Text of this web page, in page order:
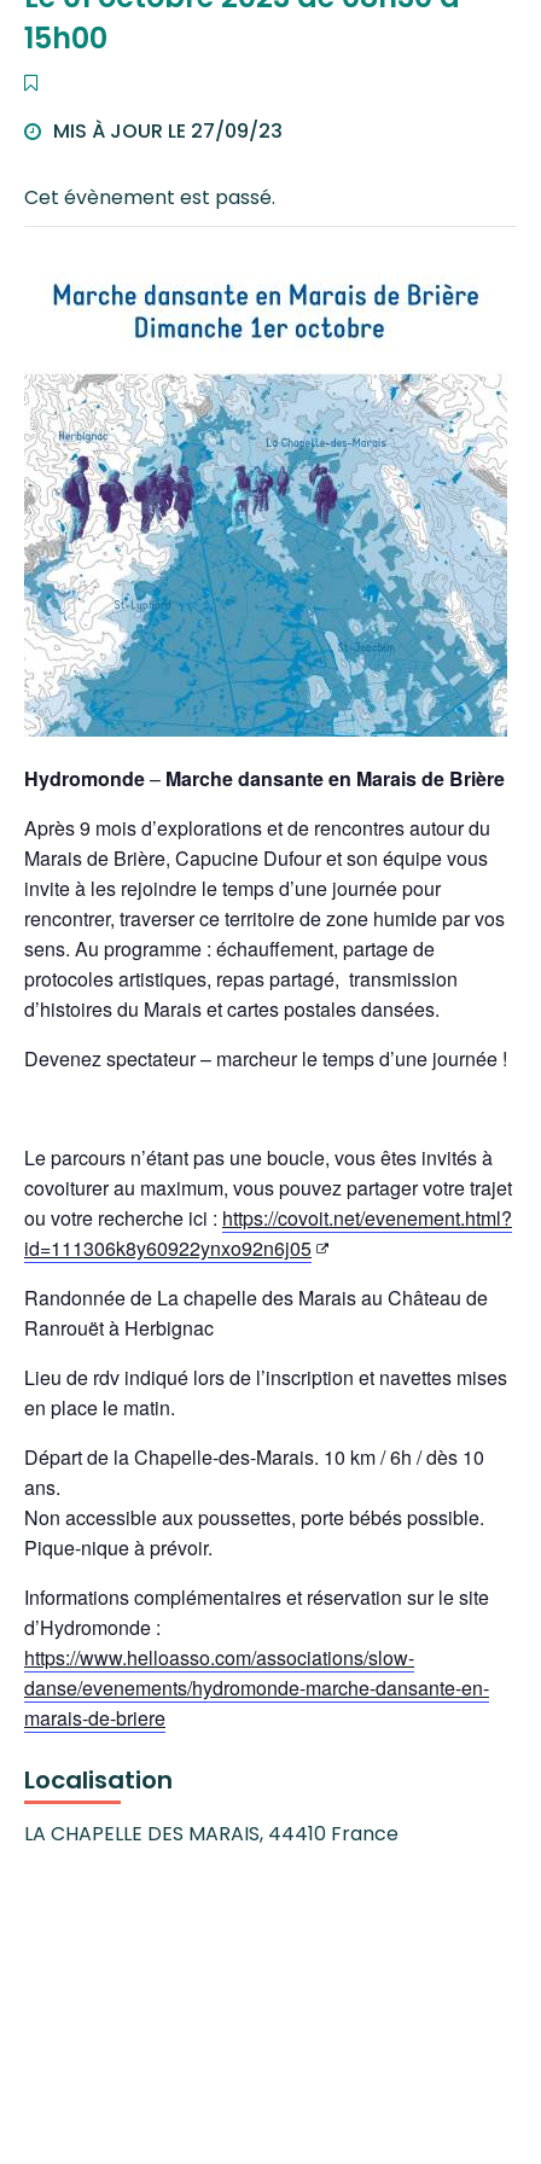
15h00
MIS À JOUR LE 27/09/23
Cet évènement est passé.
Hydromonde– Marche dansante en Marais de Brière
Après 9 mois d’explorations et de rencontres autour du
Marais de Brière, Capucine Dufour et son équipe vous
invite à les rejoindre le temps d’une journée pour
rencontrer, traverser ce territoire de zone humide par vos
sens. Au programme : échauffement, partage de
protocoles artistiques, repas partagé, transmission
d’histoires du Marais et cartes postales dansées.
Devenez spectateur – marcheur le temps d’une journée !
Le parcours n’étant pas une boucle, vous êtes invités à
covoiturer au maximum, vous pouvez partager votre trajet
ou votre recherche ici : https://covoit.net/evenement.html?
id=111306k8y60922ynxo92n6j05
Randonnée de La chapelle des Marais au Château de
Ranrouët à Herbignac
Lieu de rdv indiqué lors de l’inscription et navettes mises
en place le matin.
Départ de la Chapelle-des-Marais. 10 km / 6h / dès 10
ans.
Non accessible aux poussettes, porte bébés possible.
Pique-nique à prévoir.
Informations complémentaires et réservation sur le site
d’Hydromonde :
https://www.helloasso.com/associations/slow-
danse/evenements/hydromonde-marche-dansante-en-
marais-de-briere
Localisation
LA CHAPELLE DES MARAIS, 44410 France